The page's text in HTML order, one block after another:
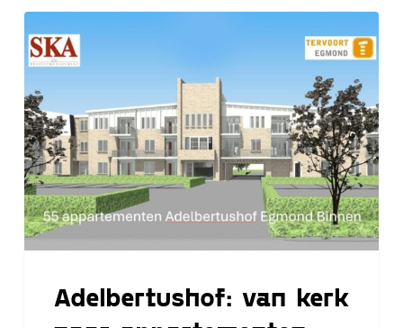
van
naar
appartementen
Adelbertushof: van kerk